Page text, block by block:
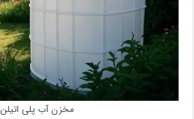
مخزن آب پلی اتیلن